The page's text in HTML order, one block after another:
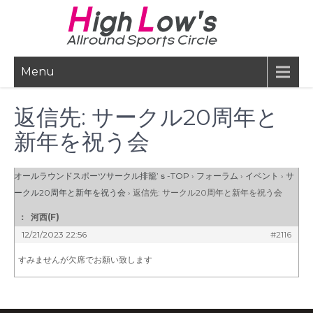
Menu
返信先: サークル20周年と
新年を祝う会
オールラウンドスポーツサークル排籠’ｓ-TOP › フォーラム › イベント › サ
ークル20周年と新年を祝う会 › 返信先: サークル20周年と新年を祝う会
：
河西(F)
12/21/2023 22:56
#2116
すみませんが欠席でお願い致します